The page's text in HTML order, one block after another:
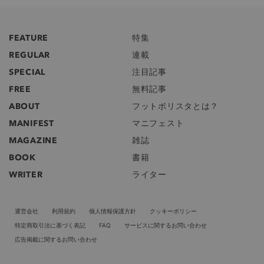
FEATURE
特集
REGULAR
連載
SPECIAL
注目記事
FREE
無料記事
ABOUT
フットボリスタとは？
MANIFEST
マニフェスト
MAGAZINE
雑誌
BOOK
書籍
WRITER
ライター
運営会社 利用規約 個人情報保護方針
クッキーポリシー
特定商取引法に基づく表記
FAQ
サービスに関するお問い合わせ
広告掲載に関するお問い合わせ